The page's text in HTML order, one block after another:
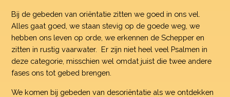
Bij de gebeden van oriëntatie zitten we goed in ons vel.
Alles gaat goed, we staan stevig op de goede weg, we
hebben ons leven op orde, we erkennen de Schepper en
zitten in rustig vaarwater. Er zijn niet heel veel Psalmen in
deze categorie, misschien wel omdat juist die twee andere
fases ons tot gebed brengen.
We komen bij gebeden van desoriëntatie als we ontdekken